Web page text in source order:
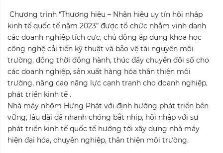
Chương trình “Thương hiệu – Nhãn hiệu uy tín hội nhập
kinh tế quốc tế năm 2023” được tổ chức nhằm vinh danh
các doanh nghiệp tích cực, chủ động áp dụng khoa học
công nghệ cải tiến kỹ thuật và bảo vệ tài nguyên môi
trường, đồng thời đồng hành, thúc đẩy chuyển đổi số cho
các doanh nghiệp, sản xuất hàng hóa thân thiện môi
trường, nâng cao năng lực cạnh tranh cho doanh nghiệp,
phát triển kinh tế .
Nhà máy nhôm Hưng Phát với định hướng phát triển bền
vững, lâu dài đã nhanh chóng bắt nhịp, hội nhập với sự
phát triển kinh tế quốc tế hướng tới xây dựng nhà máy
hiện đại hóa, chuyên nghiệp, thân thiện môi trường.